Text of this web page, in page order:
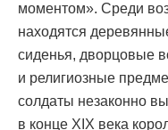
моментом». Среди
находятся
сиденья, дворцовые
и религиозные
солдаты незаконно
в конце XIX века